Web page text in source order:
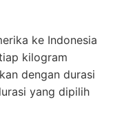
ke Indonesia
kilogram
dengan durasi
yang dipilih